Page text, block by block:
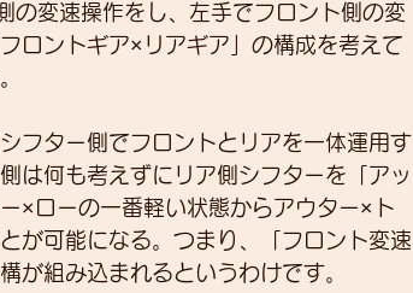
の変速操作をし、左手でフロント側の変
ロントギア×リアギア」の構成を考えて
フター側でフロントとリアを一体運用す
は何も考えずにリア側シフターを「アッ
×ローの一番軽い状態からアウター×ト
が可能になる。つまり、「フロント変速
が組み込まれるというわけです。